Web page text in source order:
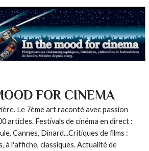
FOR CINEMA
Le 7ème art raconté avec passion
articles. Festivals de cinéma en direct :
Cannes, Dinard...Critiques de films :
à l'affiche, classiques. Actualité de